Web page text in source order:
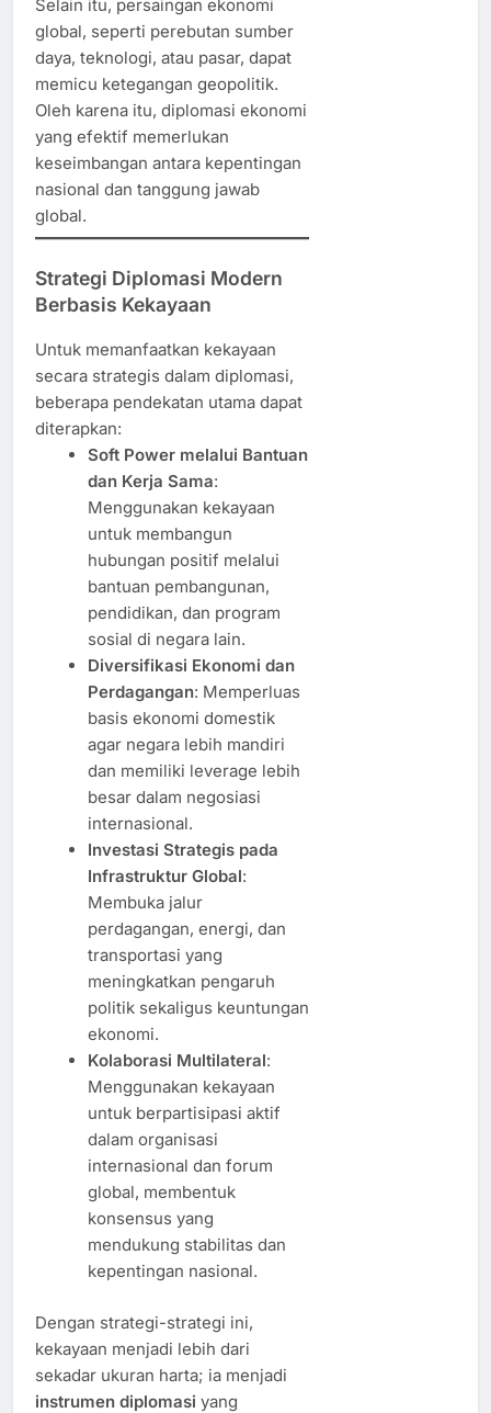
Selain itu, persaingan ekonomi
global, seperti perebutan sumber
daya, teknologi, atau pasar, dapat
memicu ketegangan geopolitik.
Oleh karena itu, diplomasi ekonomi
yang efektif memerlukan
keseimbangan antara kepentingan
nasional dan tanggung jawab
global.
Strategi Diplomasi Modern
Berbasis Kekayaan
Untuk memanfaatkan kekayaan
secara strategis dalam diplomasi,
beberapa pendekatan utama dapat
diterapkan:
Soft Power melalui Bantuan
dan Kerja Sama:
Menggunakan kekayaan
untuk membangun
hubungan positif melalui
bantuan pembangunan,
pendidikan, dan program
sosial di negara lain.
Diversifikasi Ekonomi dan
Perdagangan: Memperluas
basis ekonomi domestik
agar negara lebih mandiri
dan memiliki leverage lebih
besar dalam negosiasi
internasional.
Investasi Strategis pada
Infrastruktur Global:
Membuka jalur
perdagangan, energi, dan
transportasi yang
meningkatkan pengaruh
politik sekaligus keuntungan
ekonomi.
Kolaborasi Multilateral:
Menggunakan kekayaan
untuk berpartisipasi aktif
dalam organisasi
internasional dan forum
global, membentuk
konsensus yang
mendukung stabilitas dan
kepentingan nasional.
Dengan strategi-strategi ini,
kekayaan menjadi lebih dari
sekadar ukuran harta; ia menjadi
instrumen diplomasi yang